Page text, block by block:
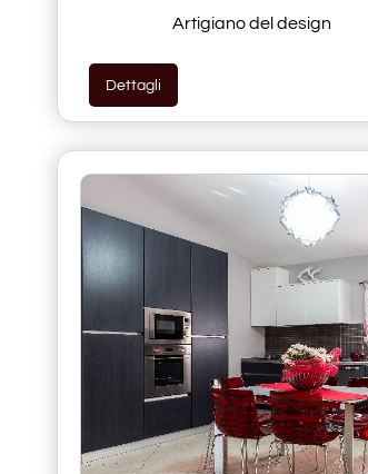
Artigiano del design
Dettagli